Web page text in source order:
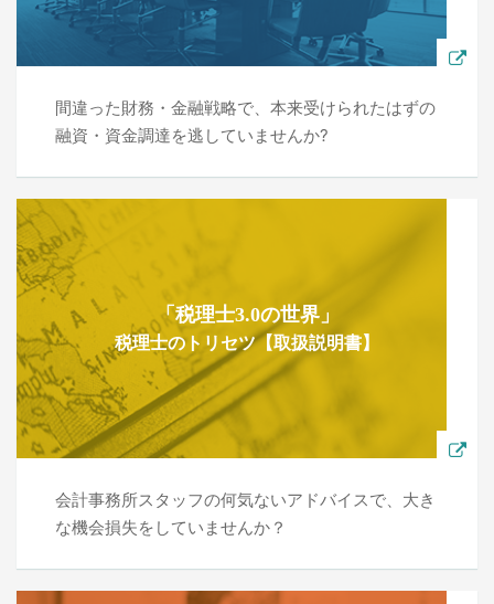
間違った財務・金融戦略で、本来受けられたはずの
融資・資金調達を逃していませんか?
「税理士3.0の世界」
税理士のトリセツ【取扱説明書】
会計事務所スタッフの何気ないアドバイスで、大き
な機会損失をしていませんか？